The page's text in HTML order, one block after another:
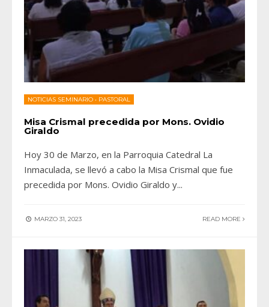
NOTICIAS SEMINARIO • PASTORAL
Misa Crismal precedida por Mons. Ovidio
Giraldo
Hoy 30 de Marzo, en la Parroquia Catedral La
Inmaculada, se llevó a cabo la Misa Crismal que fue
precedida por Mons. Ovidio Giraldo y...
MARZO 31, 2023 READ MORE